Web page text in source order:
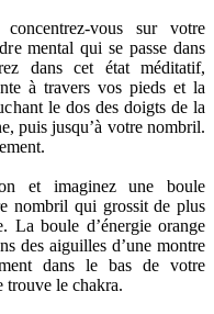
vous sur votre
mental qui se passe dans
dans cet état méditatif,
à travers vos pieds et la
le dos des doigts de la
puis jusqu’à votre nombril.
et imaginez une boule
nombril qui grossit de plus
La boule d’énergie orange
des aiguilles d’une montre
dans le bas de votre
trouve le chakra.